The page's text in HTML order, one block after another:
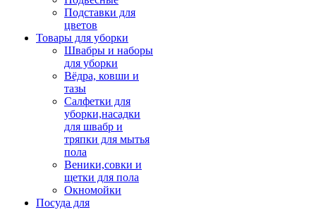
Подставки для
цветов
Товары для уборки
Швабры и наборы
для уборки
Вёдра, ковши и
тазы
Салфетки для
уборки,насадки
для швабр и
тряпки для мытья
пола
Веники,совки и
щетки для пола
Окномойки
Посуда для